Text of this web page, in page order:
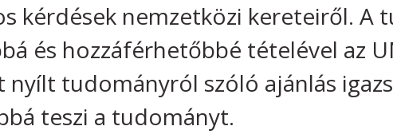
kérdések nemzetközi kereteiről. A
és hozzáférhetőbbé tételével az
tudományról szóló ajánlás
teszi a tudományt.